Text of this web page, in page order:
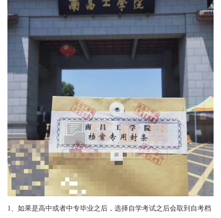
1、如果是高中或者中专毕业之后，选择自学考试之后会取到自考档